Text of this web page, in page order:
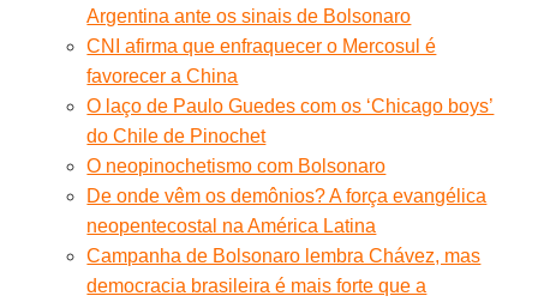
Argentina ante os sinais de Bolsonaro
CNI afirma que enfraquecer o Mercosul é
favorecer a China
O laço de Paulo Guedes com os ‘Chicago boys’
do Chile de Pinochet
O neopinochetismo com Bolsonaro
De onde vêm os demônios? A força evangélica
neopentecostal na América Latina
Campanha de Bolsonaro lembra Chávez, mas
democracia brasileira é mais forte que a